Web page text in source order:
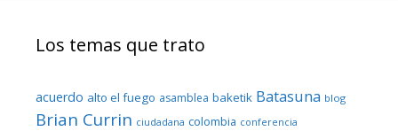
Los temas que trato
acuerdo alto el fuego asamblea baketik Batasuna blog
Brian Currin ciudadana colombia conferencia